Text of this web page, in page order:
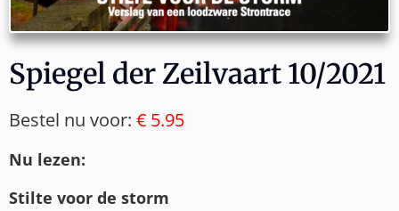
Spiegel der Zeilvaart 10/2021
Bestel nu voor: € 5.95
Nu lezen:
Stilte voor de storm